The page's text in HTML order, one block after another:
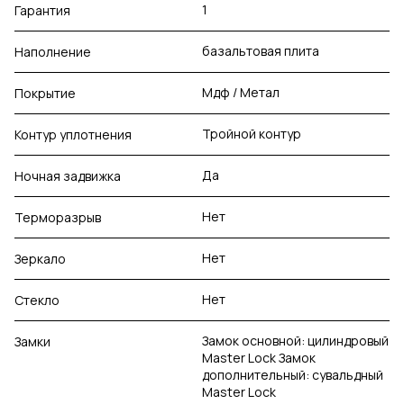
Гарантия 1
Наполнение базальтовая плита
Покрытие Мдф / Метал
Контур уплотнения Тройной контур
Ночная задвижка Да
Терморазрыв Нет
Зеркало Нет
Стекло Нет
Замки
Замок основной: цилиндровый
Master Lock Замок
дополнительный: сувальдный
Master Lock